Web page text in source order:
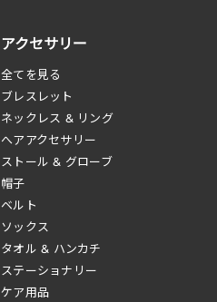
アクセサリー
全てを見る
ブレスレット
ネックレス & リング
へアアクセサリー
ストール & グローブ
帽子
ベルト
ソックス
タオル & ハンカチ
ステーショナリー
ケア用品